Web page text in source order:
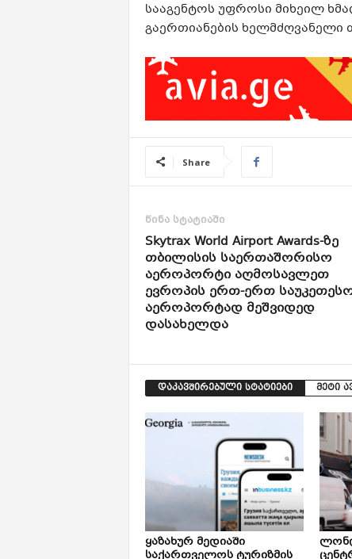
სააგენტოს უფროსი მიხეილ
გაერთიანების ხელმძღვანელი
Share
წინა სტატიაში
Skytrax World Airport Awards-ზე
თბილისის საერთაშორისო
აეროპორტი აღმოსავლეთ
ევროპის ერთ-ერთ
აეროპორტად მეშვიდედ
დასახელდა
დაკავშირებული სტატიები მეტი
ყაზახურ მედიაში
საქართველოს ტურიზმის